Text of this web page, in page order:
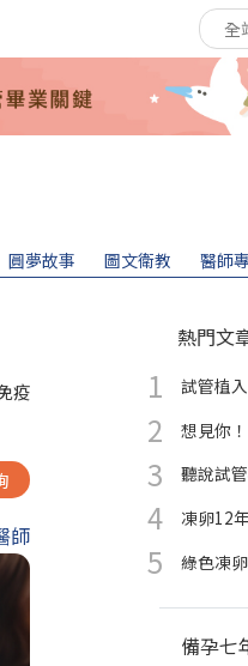
搜尋
圓夢故事 圖文衛教 醫師
疫
師
熱門文
試管植
想見你
聽說試
凍卵12
綠色凍
備孕七